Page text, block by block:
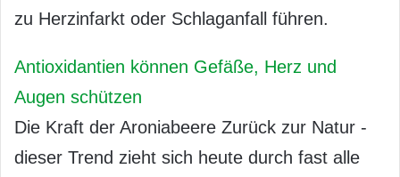
zu Herzinfarkt oder Schlaganfall führen.
Antioxidantien können Gefäße, Herz und
Augen schützen
Die Kraft der Aroniabeere Zurück zur Natur -
dieser Trend zieht sich heute durch fast alle